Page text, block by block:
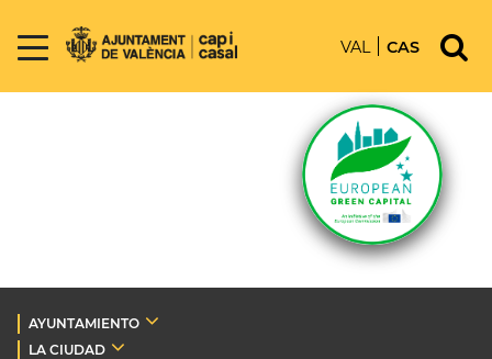
VAL CAS
AYUNTAMIENTO
LA CIUDAD